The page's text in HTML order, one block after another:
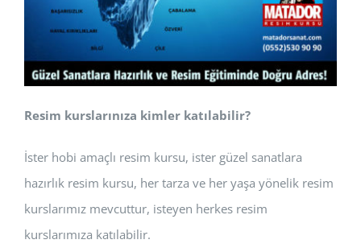
Resim kurslarınıza kimler katılabilir?
İster hobi amaçlı resim kursu, ister güzel sanatlara
hazırlık resim kursu, her tarza ve her yaşa yönelik resim
kurslarımız mevcuttur, isteyen herkes resim
kurslarımıza katılabilir.